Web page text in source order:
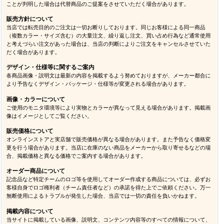
ことが判明した場合は代替商品のご提案をさせていただく場合があります。
販売方針について
当店では転売目的のご注文は一切お断りしております。同じお客様による同一商品
（複数カラー・サイズ含む）の大量注文、繰り返し注文、買い占め行為など通常使用
と考えづらい注文があった場合は、当店の判断によりご注文をキャンセルさせていた
だく場合があります。
デザイン・仕様等に関するご案内
各商品画像・説明文は最新の内容を掲載するよう努めておりますが、メーカー都合に
より予告なくデザイン・パッケージ・仕様等が変更される場合があります。
画像・カラーについて
ご使用のモニタ環境等により実物とカラーが異なって見える場合があります。掲載画
像はイメージとしてご覧ください。
販売価格について
オンラインストアと実店舗で販売価格が異なる場合があります。また予告なく価格変
更を行う場合があります。当店に在庫のない商品をメーカーから取り寄せるなどの場
合、掲載価格と異なる価格でご案内する場合があります。
オーダー商品について
記念品など特定チームのロゴ等を使用してオーダー作成する商品については、必ずお
客様自身でロゴ権利者（チーム責任者など）の承諾を得た上でご依頼ください。万一
無断使用によるトラブルが発生した場合、当店では一切の責任を負いかねます。
掲載内容について
当サイトに掲載している画像、説明文、コンテンツ内容等のすべての情報について、